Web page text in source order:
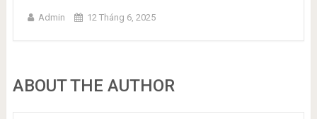
Admin 12 Tháng 6, 2025
ABOUT THE AUTHOR